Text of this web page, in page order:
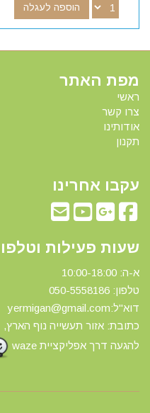
הוספה לעגלה
מפת האתר
ראשי
צרו קשר
אודותינו
תקנון
עקבו אחרינו
שעות פעילות
א-ה: 10:00-18:00
טלפון: 0 50-5558186
דוא"ל:yermigan@gmail.com
כתובת: אזור תעשייה נוף הארץ,
להגעה דרך אפליקציית waze